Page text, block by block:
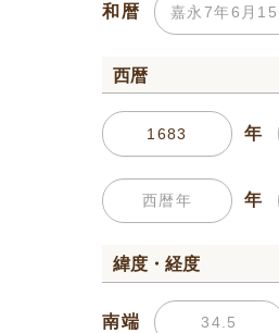
和暦
西暦
年
年
緯度・経度
南端